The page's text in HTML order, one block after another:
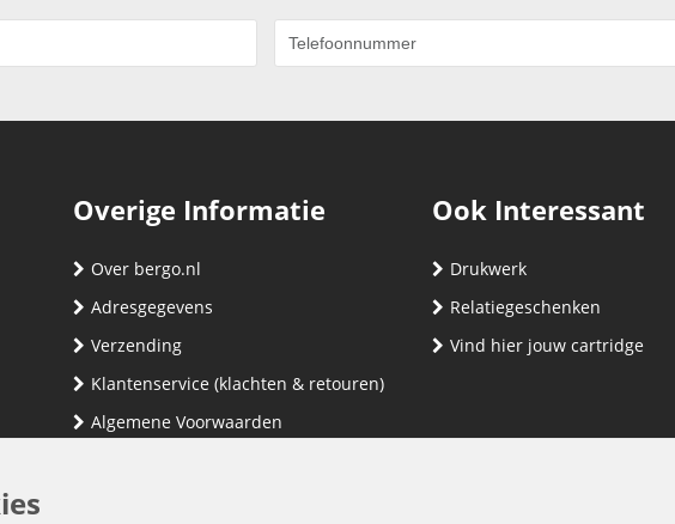
Overige Informatie
Over bergo.nl
Adresgegevens
Verzending
Klantenservice (klachten & retouren)
Algemene Voorwaarden
Ook Interessant
Drukwerk
Relatiegeschenken
Vind hier jouw cartridge